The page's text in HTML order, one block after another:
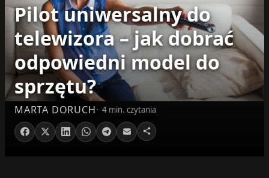
Pilot uniwersalny do
telewizora – jak dobrać
odpowiedni model do
sprzętu?
MARTA DORUCH 4 min. czytania